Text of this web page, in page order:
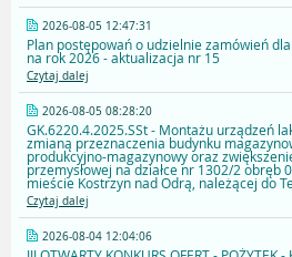
2026-08-05 12:47:31
Plan postępowań o udzielnie zamówień
na rok 2026 - aktualizacja nr 15
Czytaj dalej
2026-08-05 08:28:20
GK.6220.4.2025.SSt - Montażu urządzeń
zmianą przeznaczenia budynku
produkcyjno-magazynowy oraz
przemysłowej na działce nr 1302/2 obręb
mieście Kostrzyn nad Odrą, należącej do
Czytaj dalej
2026-08-04 12:04:06